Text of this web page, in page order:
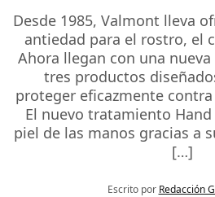
Desde 1985, Valmont lleva
antiedad para el rostro, el
Ahora llegan con una
tres productos
proteger eficazmente
El nuevo tratamiento
piel de las manos gracias a
[…]
Escrito por Redacción